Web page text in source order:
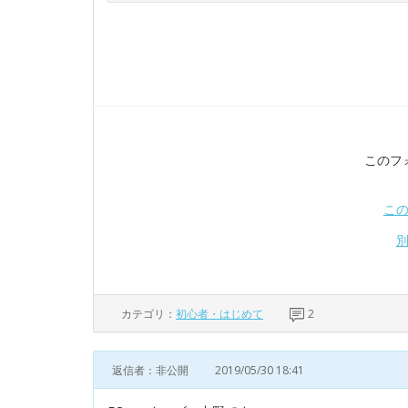
このフ
こ
カテゴリ： 初心者・はじめて 2
返信者：非公開 2019/05/30 18:41